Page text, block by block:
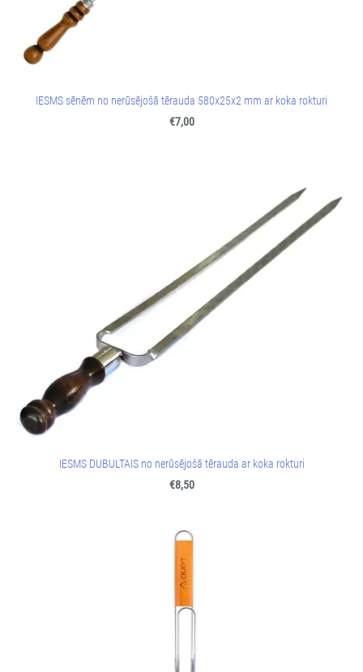
IESMS sēnēm no nerūsējošā tērauda 580x25x2 mm ar koka rokturi
€7,00
IESMS DUBULTAIS no nerūsējošā tērauda ar koka rokturi
€8,50